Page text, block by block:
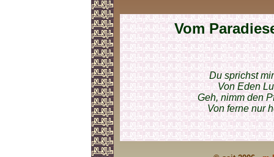
Vom
Du sprichst
Von Eden
Geh, nimm den
Von ferne nur